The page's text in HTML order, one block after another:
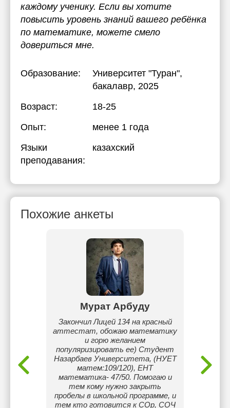
каждому ученику. Если вы хотите
повысить уровень знаний вашего ребёнка
по математике, можете смело
довериться мне.
Образование: Университет "Туран",
бакалавр, 2025
Возраст:
18-25
Опыт:
менее 1 года
Языки
преподавания:
казахский
Похожие анкеты
Мурат Арбуду
Закончил Лицей 134 на красный
аттестат, обожаю математику
и горю желанием
популяризировать ее) Студент
Назарбаев Университета, (НУЕТ
матем:109/120), ЕНТ
математика- 47/50. Помогаю и
тем кому нужно закрыть
пробелы в школьной программе, и
тем кто готовится к СОр, СОЧ